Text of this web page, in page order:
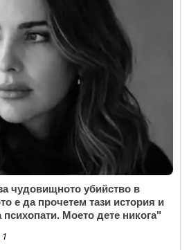
чудовищното убийство в
е да прочетем тази история и
Моето дете никога"
1